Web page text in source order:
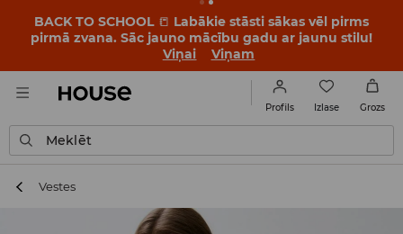
BACK TO SCHOOL 📒 Labākie stāsti sākas vēl pirms
pirmā zvana. Sāc jauno mācību gadu ar jaunu stilu!
Viņai
Viņam
Profils Izlase Grozs
Meklēt
Vestes